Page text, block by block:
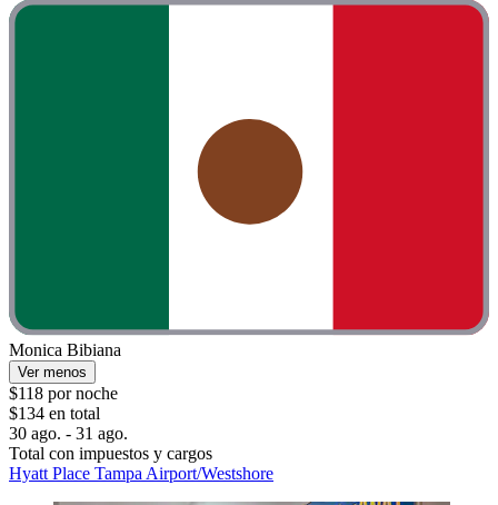
Monica Bibiana
Ver menos
$118 por noche
$134 en total
30 ago. - 31 ago.
Total con impuestos y cargos
Hyatt Place Tampa Airport/Westshore